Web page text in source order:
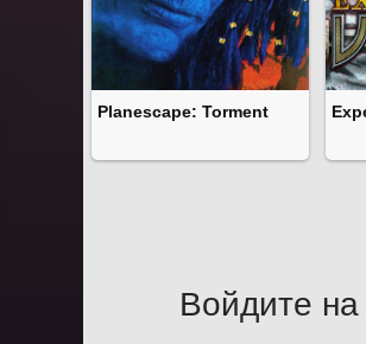
Planescape: Torment
Войдите на